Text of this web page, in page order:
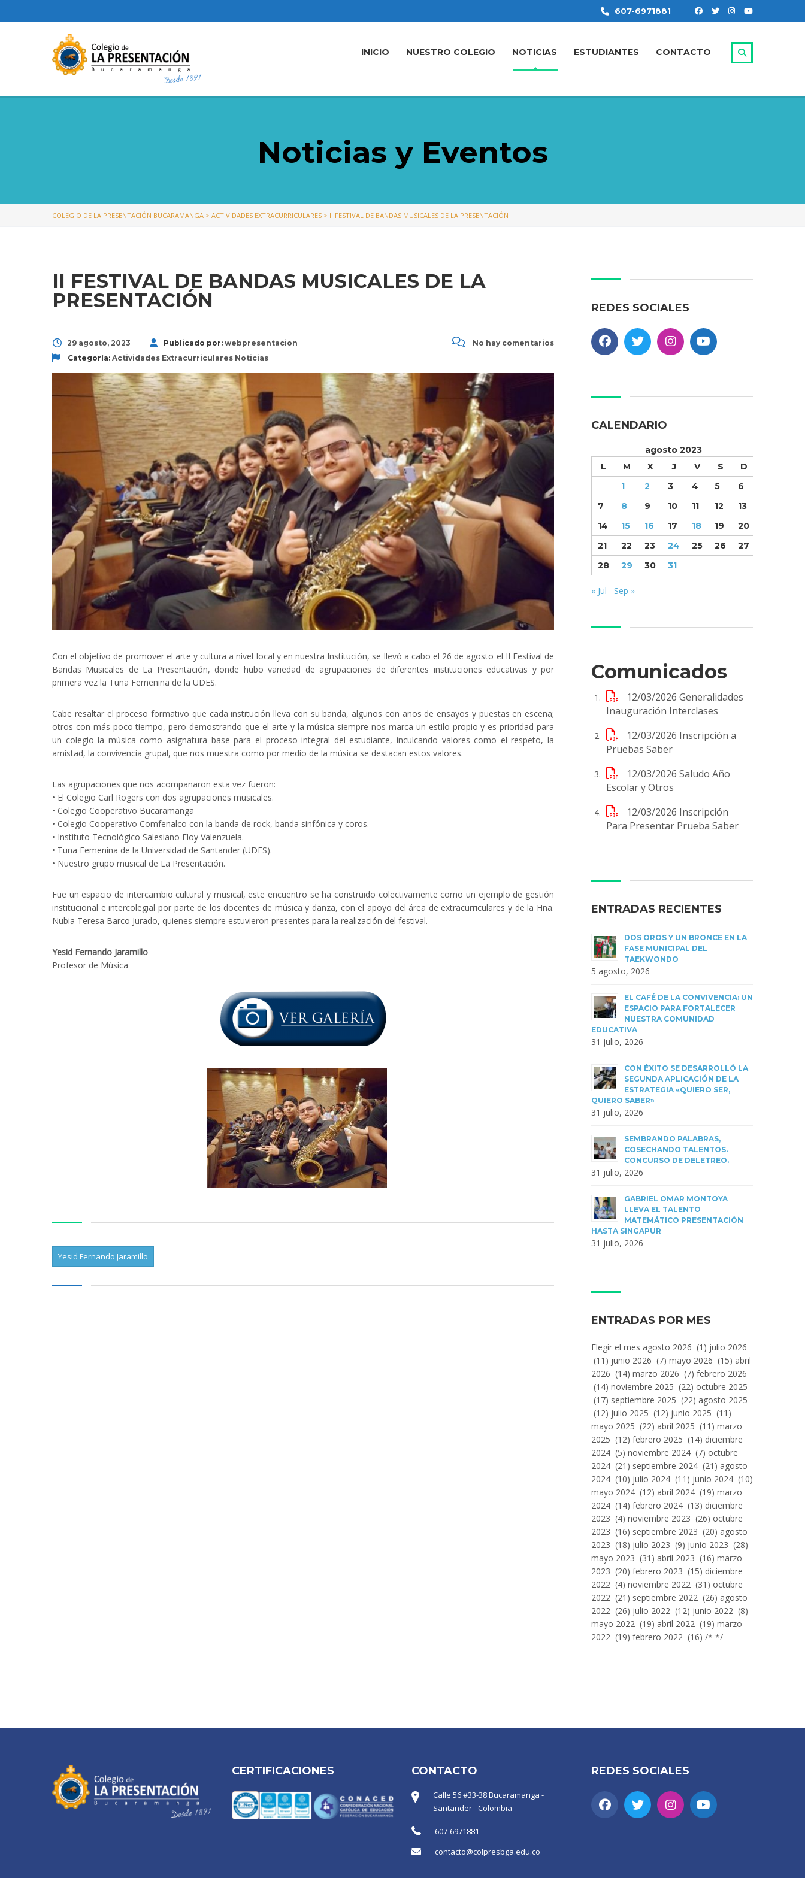
607-6971881
INICIO NUESTRO COLEGIO NOTICIAS ESTUDIANTES CONTACTO
Noticias y Eventos
COLEGIO DE LA PRESENTACIÓN BUCARAMANGA > ACTIVIDADES EXTRACURRICULARES > II FESTIVAL DE BANDAS MUSICALES DE LA PRESENTACIÓN
II FESTIVAL DE BANDAS MUSICALES DE LA
PRESENTACIÓN
29 agosto, 2023 Publicado por: webpresentacion
Categoría: Actividades Extracurriculares Noticias
No hay comentarios
Con el objetivo de promover el arte y cultura a nivel local y en nuestra Institución, se llevó a cabo el 26 de agosto el II Festival de
Bandas Musicales de La Presentación, donde hubo variedad de agrupaciones de diferentes instituciones educativas y por
primera vez la Tuna Femenina de la UDES.
Cabe resaltar el proceso formativo que cada institución lleva con su banda, algunos con años de ensayos y puestas en escena;
otros con más poco tiempo, pero demostrando que el arte y la música siempre nos marca un estilo propio y es prioridad para
un colegio la música como asignatura base para el proceso integral del estudiante, inculcando valores como el respeto, la
amistad, la convivencia grupal, que nos muestra como por medio de la música se destacan estos valores.
Las agrupaciones que nos acompañaron esta vez fueron:
• El Colegio Carl Rogers con dos agrupaciones musicales.
• Colegio Cooperativo Bucaramanga
• Colegio Cooperativo Comfenalco con la banda de rock, banda sinfónica y coros.
• Instituto Tecnológico Salesiano Eloy Valenzuela.
• Tuna Femenina de la Universidad de Santander (UDES).
• Nuestro grupo musical de La Presentación.
Fue un espacio de intercambio cultural y musical, este encuentro se ha construido colectivamente como un ejemplo de gestión
institucional e intercolegial por parte de los docentes de música y danza, con el apoyo del área de extracurriculares y de la Hna.
Nubia Teresa Barco Jurado, quienes siempre estuvieron presentes para la realización del festival.
Yesid Fernando Jaramillo
Profesor de Música
Yesid Fernando Jaramillo
REDES SOCIALES
CALENDARIO
agosto 2023
L
M X J V S
D
1
2 3 4 5
6
7
8 9 10 11 12
13
14
15 16 17 18 19
20
21
22 23 24 25 26
27
28
29 30 31
« Jul Sep »
Comunicados
12/03/2026 Generalidades
Inauguración Interclases
12/03/2026 Inscripción a
Pruebas Saber
12/03/2026 Saludo Año
Escolar y Otros
12/03/2026 Inscripción
Para Presentar Prueba Saber
ENTRADAS RECIENTES
DOS OROS Y UN BRONCE EN LA
FASE MUNICIPAL DEL
TAEKWONDO
5 agosto, 2026
EL CAFÉ DE LA CONVIVENCIA: UN
ESPACIO PARA FORTALECER
NUESTRA COMUNIDAD
EDUCATIVA
31 julio, 2026
CON ÉXITO SE DESARROLLÓ LA
SEGUNDA APLICACIÓN DE LA
ESTRATEGIA «QUIERO SER,
QUIERO SABER»
31 julio, 2026
SEMBRANDO PALABRAS,
COSECHANDO TALENTOS.
CONCURSO DE DELETREO.
31 julio, 2026
GABRIEL OMAR MONTOYA
LLEVA EL TALENTO
MATEMÁTICO PRESENTACIÓN
HASTA SINGAPUR
31 julio, 2026
ENTRADAS POR MES
Entradas
Por
Mes
Elegir el mes agosto 2026 (1) julio 2026
(11) junio 2026 (7) mayo 2026 (15) abril
2026 (14) marzo 2026 (7) febrero 2026
(14) noviembre 2025 (22) octubre 2025
(17) septiembre 2025 (22) agosto 2025
(12) julio 2025 (12) junio 2025 (11)
mayo 2025 (22) abril 2025 (11) marzo
2025 (12) febrero 2025 (14) diciembre
2024 (5) noviembre 2024 (7) octubre
2024 (21) septiembre 2024 (21) agosto
2024 (10) julio 2024 (11) junio 2024 (10)
mayo 2024 (12) abril 2024 (19) marzo
2024 (14) febrero 2024 (13) diciembre
2023 (4) noviembre 2023 (26) octubre
2023 (16) septiembre 2023 (20) agosto
2023 (18) julio 2023 (9) junio 2023 (28)
mayo 2023 (31) abril 2023 (16) marzo
2023 (20) febrero 2023 (15) diciembre
2022 (4) noviembre 2022 (31) octubre
2022 (21) septiembre 2022 (26) agosto
2022 (26) julio 2022 (12) junio 2022 (8)
mayo 2022 (19) abril 2022 (19) marzo
2022 (19) febrero 2022 (16) /* */
CERTIFICACIONES CONTACTO
Calle 56 #33-38 Bucaramanga -
Santander - Colombia
607-6971881
contacto@colpresbga.edu.co
REDES SOCIALES